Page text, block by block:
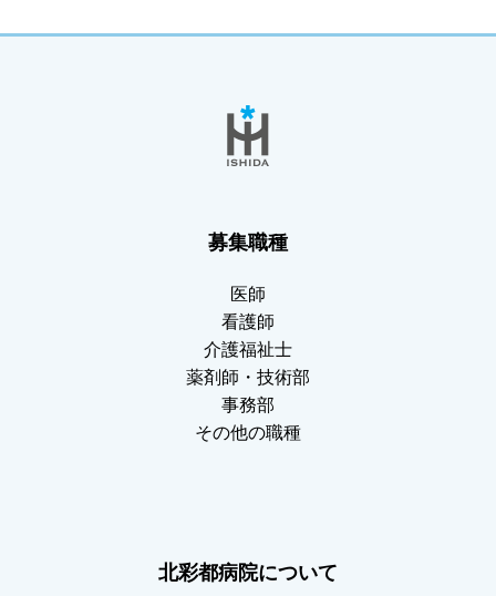
募集職種
医師
看護師
介護福祉士
薬剤師・技術部
事務部
その他の職種
北彩都病院について